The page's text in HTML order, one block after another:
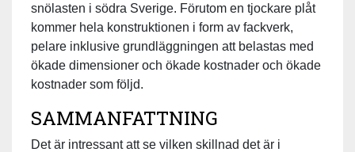
snölasten i södra Sverige. Förutom en tjockare plåt
kommer hela konstruktionen i form av fackverk,
pelare inklusive grundläggningen att belastas med
ökade dimensioner och ökade kostnader och ökade
kostnader som följd.
SAMMANFATTNING
Det är intressant att se vilken skillnad det är i